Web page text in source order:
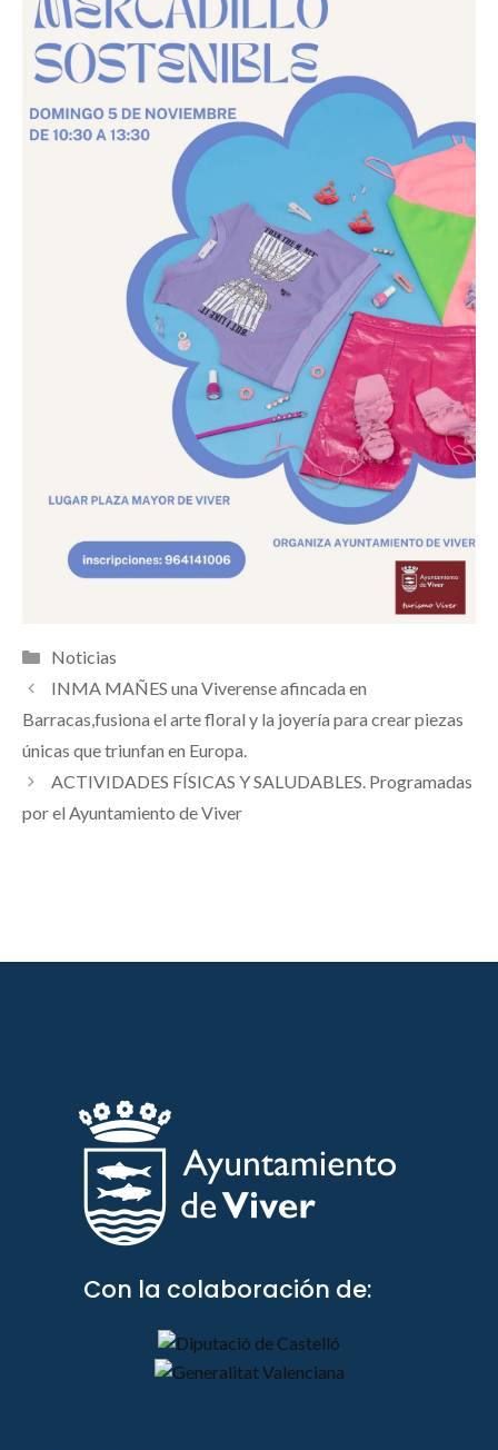
Categorías
Noticias
INMA MAÑES una Viverense afincada en
Barracas,fusiona el arte floral y la joyería para crear piezas
únicas que triunfan en Europa.
ACTIVIDADES FÍSICAS Y SALUDABLES. Programadas
por el Ayuntamiento de Viver
Con la colaboración de: